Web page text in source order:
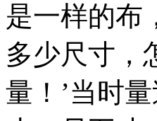
是一样的布
多少尺寸，
量！’当时